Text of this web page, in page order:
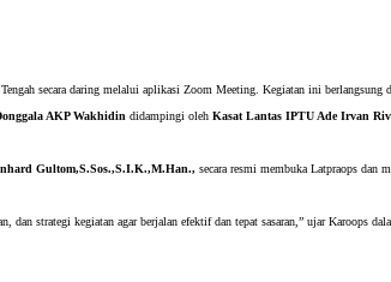
secara daring melalui aplikasi Zoom Meeting. Kegiatan ini berlangsung
AKP Wakhidin didampingi oleh Kasat Lantas IPTU Ade Irvan
Gultom,S.Sos.,S.I.K.,M.Han., secara resmi membuka Latpraops dan
dan strategi kegiatan agar berjalan efektif dan tepat sasaran,” ujar Karoops